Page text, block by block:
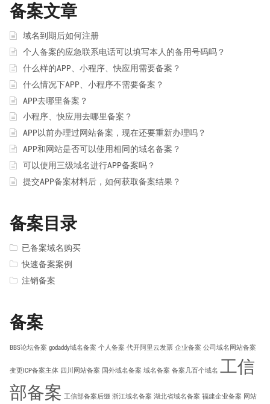
备案文章
域名到期后如何注册
个人备案的应急联系电话可以填写本人的备用号码吗？
什么样的APP、小程序、快应用需要备案？
什么情况下APP、小程序不需要备案？
APP去哪里备案？
小程序、快应用去哪里备案？
APP以前办理过网站备案，现在还要重新办理吗？
APP和网站是否可以使用相同的域名备案？
可以使用三级域名进行APP备案吗？
提交APP备案材料后，如何获取备案结果？
备案目录
已备案域名购买
快速备案案例
注销备案
备案
BBS论坛备案 godaddy域名备案 个人备案 代开阿里云发票 企业备案 公司域名网站备案
变更ICP备案主体 四川网站备案 国外域名备案 域名备案 备案几百个域名 工信
部备案 工信部备案后缀 浙江域名备案 湖北省域名备案 福建企业备案 网站